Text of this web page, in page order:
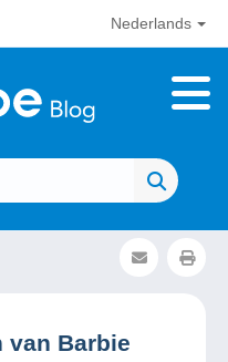
Nederlands
van Barbie